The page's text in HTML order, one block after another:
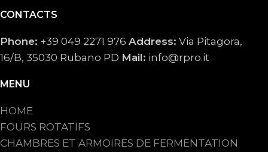
CONTACTS
Phone: +39 049 2271 976 Address: Via Pitagora,
16/B, 35030 Rubano PD Mail: info@rpro.it
MENU
HOME
FOURS ROTATIFS
CHAMBRES ET ARMOIRES DE FERMENTATION